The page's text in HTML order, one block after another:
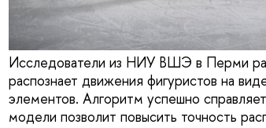
Исследователи из НИУ ВШЭ в Перми
распознает движения фигуристов на
элементов. Алгоритм успешно
модели позволит повысить точность